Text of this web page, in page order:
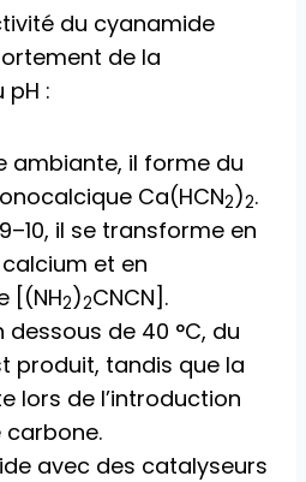
du cyanamide
de la
:
ambiante, il forme du
Ca(HCN2)2.
il se transforme en
et en
[(NH2)2CNCN].
dessous de 40 °C, du
produit, tandis que la
lors de l’introduction
carbone.
avec des catalyseurs